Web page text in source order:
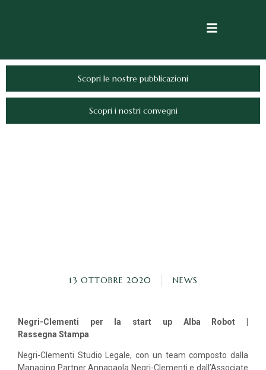
Scopri le nostre pubblicazioni
Scopri i nostri convegni
13 OTTOBRE 2020 NEWS
Negri-Clementi per la start up Alba Robot |
Rassegna Stampa
Negri-Clementi Studio Legale, con un team composto dalla
Managing Partner Annapaola Negri-Clementi e dall’Associate